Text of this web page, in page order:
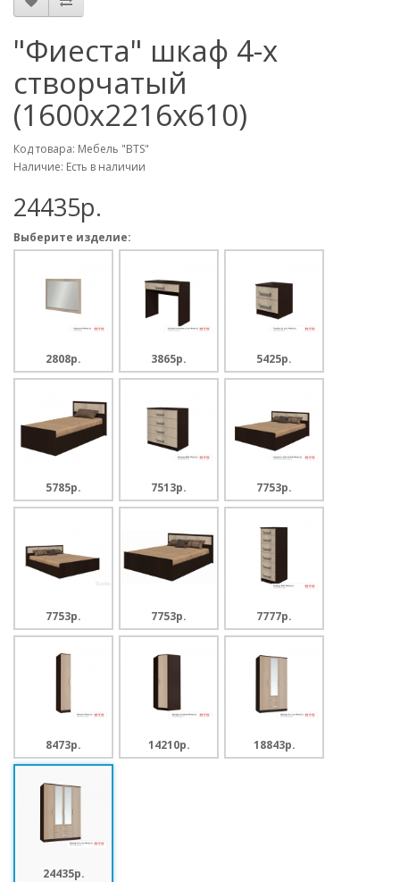
"Фиеста" шкаф 4-х
створчатый
(1600х2216х610)
Код товара: Мебель "BTS"
Наличие: Есть в наличии
24435p.
Выберите изделие:
2808p. 3865p. 5425p.
5785p. 7513p. 7753p.
7753p. 7753p. 7777p.
8473p. 14210p. 18843p.
24435p.